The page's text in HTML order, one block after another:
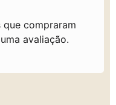
compraram
avaliação.